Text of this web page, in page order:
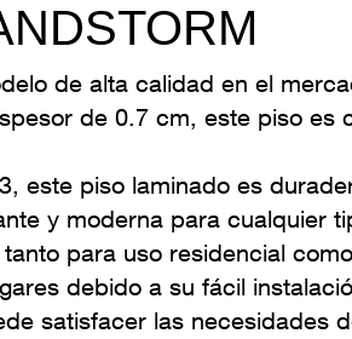
de alta calidad en el
de 0.7 cm, este piso es
este piso laminado es
y moderna para cualquier
para uso residencial
debido a su fácil
satisfacer las necesidades